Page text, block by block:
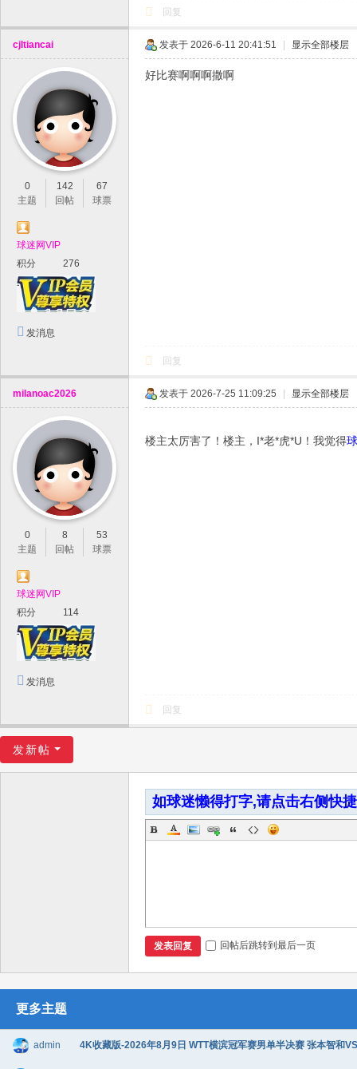
回复
cjltiancai
0
主题
142
回帖
67
球票
球迷网VIP
积分
276
发消息
发表于 2026-6-11 20:41:51 显示全部楼层
好比赛啊啊啊撒啊
回复
milanoac2026
0
主题
8
回帖
53
球票
球迷网VIP
积分
114
发消息
发表于 2026-7-25 11:09:25 显示全部楼层
楼主太厉害了！楼主，I*老*虎*U！我觉得
回复
发新帖
如球迷懒得打字,请点击右侧快
发表回复 回帖后跳转到最后一页
更多主题
admin 4K收藏版-2026年8月9日 WTT横滨冠军赛男单半决赛 张本智和